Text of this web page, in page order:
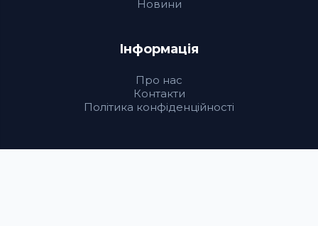
Новини
Інформація
Про нас
Контакти
Політика конфіденційності